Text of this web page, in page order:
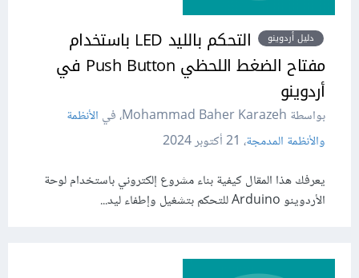
دليل أردوينو
التحكم بالليد LED باستخدام
مفتاح الضغط اللحظي Push Button في
أردوينو
بواسطة Mohammad Baher Karazeh، في
الأنظمة
والأنظمة المدمجة، 21 أكتوبر 2024
يعرفك هذا المقال كيفية بناء مشروع إلكتروني باستخدام لوحة
الأردوينو Arduino للتحكم بتشغيل وإطفاء ليد...